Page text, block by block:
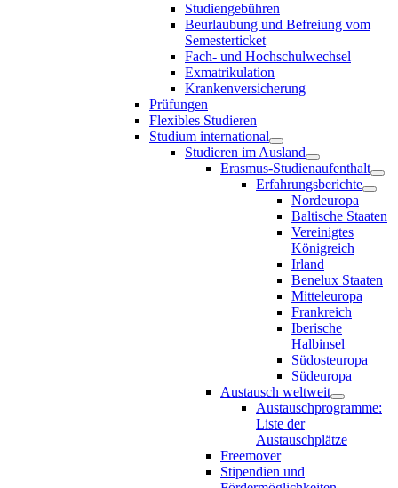
Studiengebühren
Beurlaubung und Befreiung vom
Semesterticket
Fach- und Hochschulwechsel
Exmatrikulation
Krankenversicherung
Prüfungen
Flexibles Studieren
Studium international
Studieren im Ausland
Erasmus-Studienaufenthalt
Erfahrungsberichte
Nordeuropa
Baltische Staaten
Vereinigtes
Königreich
Irland
Benelux Staaten
Mitteleuropa
Frankreich
Iberische
Halbinsel
Südosteuropa
Südeuropa
Austausch weltweit
Austauschprogramme:
Liste der
Austauschplätze
Freemover
Stipendien und